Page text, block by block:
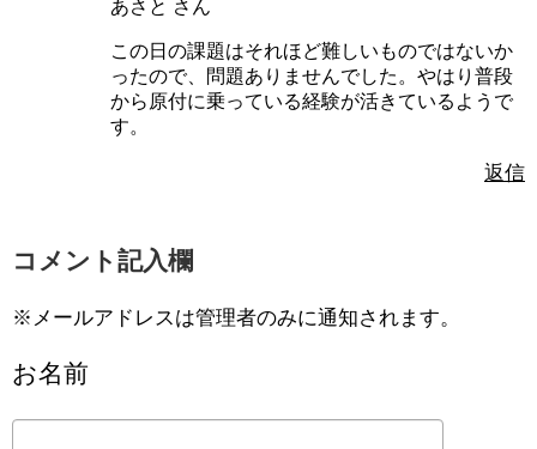
あさと さん
この日の課題はそれほど難しいものではないか
ったので、問題ありませんでした。やはり普段
から原付に乗っている経験が活きているようで
す。
返信
コメント記入欄
※メールアドレスは管理者のみに通知されます。
お名前